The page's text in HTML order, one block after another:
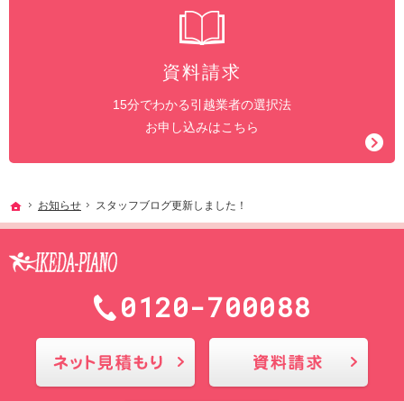
資料請求
15分でわかる引越業者の選択法
お申し込みはこちら
ホーム
お知らせ スタッフブログ更新しました！
0120-700088